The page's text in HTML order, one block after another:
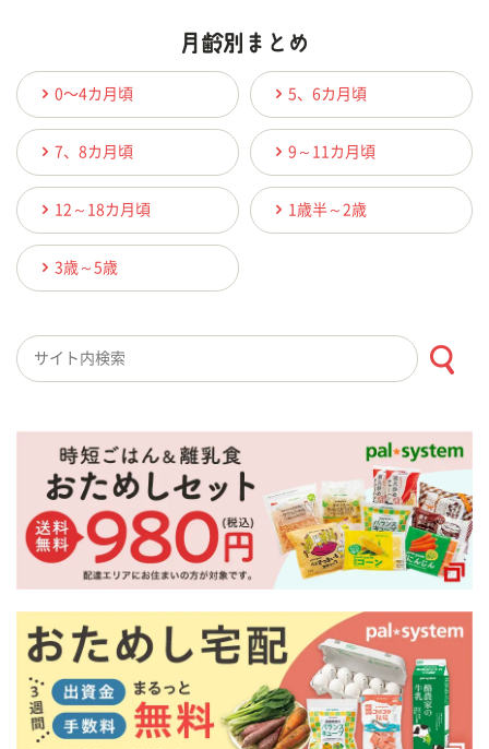
0〜4カ月頃 5、6カ月頃
7、8カ月頃 9～11カ月頃
12～18カ月頃 1歳半～2歳
3歳～5歳
検索キーワード入力